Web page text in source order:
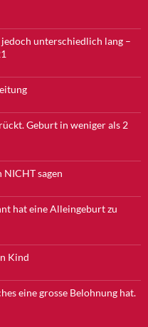
unterschiedlich lang –
Geburt in weniger als 2
sagen
hat eine Alleingeburt zu
Kind
eine grosse Belohnung hat.